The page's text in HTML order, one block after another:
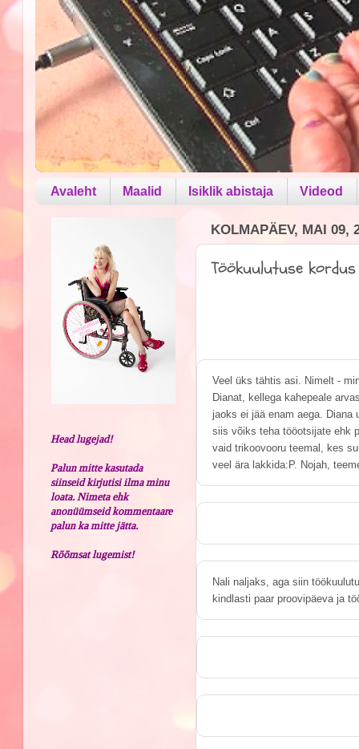
Avaleht Maalid Isiklik abistaja Videod
KOLMAPÄEV, MAI 09,
Töökuulutuse kordus
Veel üks tähtis asi. Nimelt -
Dianat, kellega kahepeale
jaoks ei jää enam aega. Diana
siis võiks teha tööotsijate ehk
vaid trikoovooru teemal, kes
veel ära lakkida:P. Nojah,
Nali naljaks, aga siin
kindlasti paar proovipäeva ja
Head lugejad!
Palun mitte kasutada
siinseid kirjutisi ilma minu
loata. Nimeta ehk
anonüümseid kommentaare
palun ka mitte jätta.
Rõõmsat lugemist!